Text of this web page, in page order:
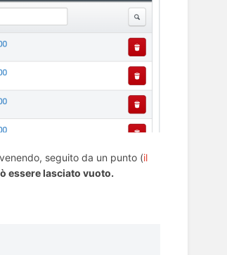
seguito da un punto (il
essere lasciato vuoto.